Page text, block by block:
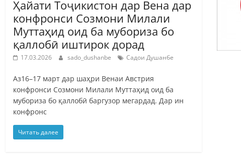
Ҳайати Тоҷикистон дар Вена дар
конфронси Созмони Милали
Муттаҳид оид ба мубориза бо
қаллобӣ иштирок дорад
17.03.2026 sado_dushanbe Садои Душанбе
Аз16–17 март дар шаҳри Венаи Австрия
конфронси Созмони Милали Муттаҳид оид ба
мубориза бо қаллобӣ баргузор мегардад. Дар ин
конфронс
Читать далее